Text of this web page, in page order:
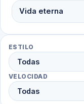
Vida eterna
ESTILO
VELOCIDAD